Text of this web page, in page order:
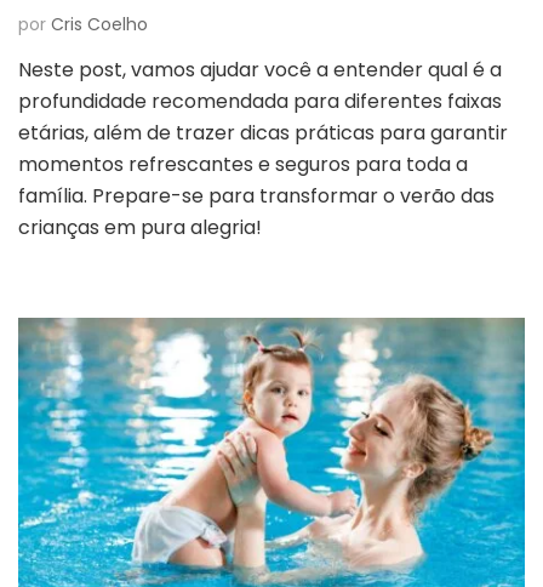
por Cris Coelho
Neste post, vamos ajudar você a entender qual é a
profundidade recomendada para diferentes faixas
etárias, além de trazer dicas práticas para garantir
momentos refrescantes e seguros para toda a
família. Prepare-se para transformar o verão das
crianças em pura alegria!